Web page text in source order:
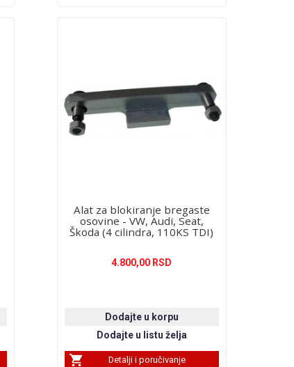
Alat za blokiranje bregaste
osovine - VW, Audi, Seat,
Škoda (4 cilindra, 110KS TDI)
4.800,00 RSD
Detalji i poručivanje